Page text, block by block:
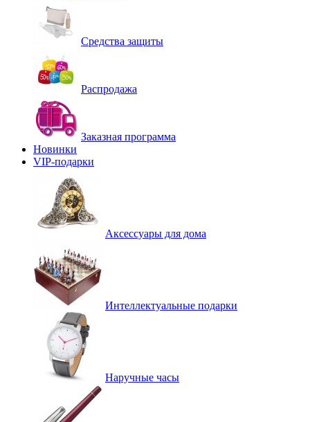
Средства защиты
Распродажа
Заказная программа
Новинки
VIP-подарки
Аксессуары для дома
Интеллектуальные подарки
Наручные часы